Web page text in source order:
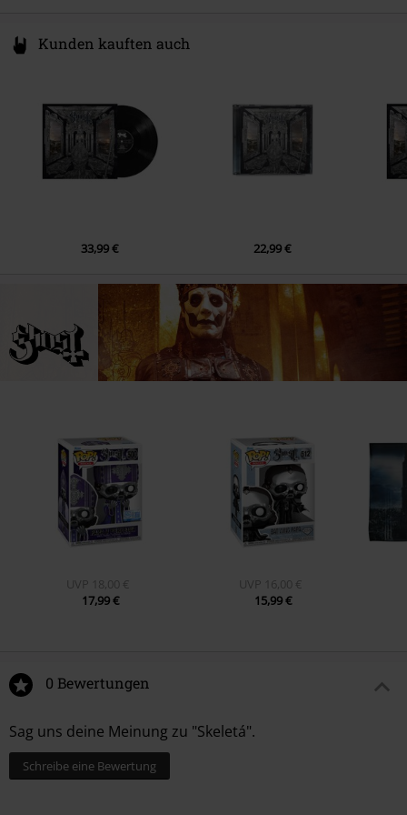
10.
Excelsis
Kunden kauften auch
33,99 € 22,99 €
UVP
18,00 €
17,99 €
UVP
16,00 €
15,99 €
0 Bewertungen
Sag uns deine Meinung zu "Skeletá".
Schreibe eine Bewertung